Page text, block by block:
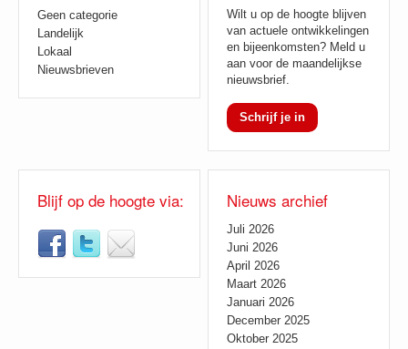
Geen categorie
Landelijk
Lokaal
Nieuwsbrieven
Wilt u op de hoogte blijven
van actuele ontwikkelingen
en bijeenkomsten? Meld u
aan voor de maandelijkse
nieuwsbrief.
Schrijf je in
Blijf op de hoogte via: Nieuws archief
Juli 2026
Juni 2026
April 2026
Maart 2026
Januari 2026
December 2025
Oktober 2025